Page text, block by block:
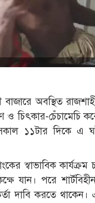
অবস্থিত
ও চিৎকার-চেঁচামেচি
১১টার দিকে এ
স্বাভাবিক
যান। পরে
দাবি করতে থাকেন।